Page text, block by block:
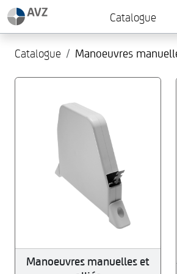
Catalogue
Catalogue Manoeuvres
Manoeuvres manuelles et